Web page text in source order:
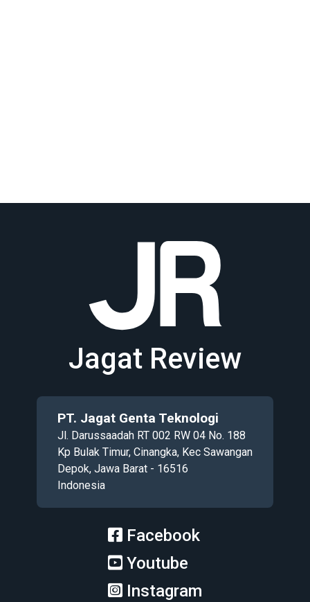
Jagat Review
PT. Jagat Genta Teknologi
Jl. Darussaadah RT 002 RW 04 No. 188
Kp Bulak Timur, Cinangka, Kec Sawangan
Depok, Jawa Barat - 16516
Indonesia
Facebook
Youtube
Instagram